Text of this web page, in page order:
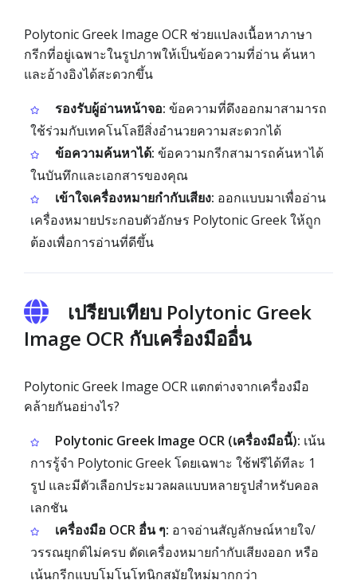
Polytonic Greek Image OCR ช่วยแปลงเนื้อหาภาษา
กรีกที่อยู่เฉพาะในรูปภาพให้เป็นข้อความที่อ่าน ค้นหา
และอ้างอิงได้สะดวกขึ้น
รองรับผู้อ่านหน้าจอ: ข้อความที่ดึงออกมาสามารถ
ใช้ร่วมกับเทคโนโลยีสิ่งอำนวยความสะดวกได้
ข้อความค้นหาได้: ข้อความกรีกสามารถค้นหาได้
ในบันทึกและเอกสารของคุณ
เข้าใจเครื่องหมายกำกับเสียง: ออกแบบมาเพื่ออ่าน
เครื่องหมายประกอบตัวอักษร Polytonic Greek ให้ถูก
ต้องเพื่อการอ่านที่ดีขึ้น
เปรียบเทียบ Polytonic Greek
Image OCR กับเครื่องมืออื่น
Polytonic Greek Image OCR แตกต่างจากเครื่องมือ
คล้ายกันอย่างไร?
Polytonic Greek Image OCR (เครื่องมือนี้): เน้น
การรู้จำ Polytonic Greek โดยเฉพาะ ใช้ฟรีได้ทีละ 1
รูป และมีตัวเลือกประมวลผลแบบหลายรูปสำหรับคอล
เลกชัน
เครื่องมือ OCR อื่น ๆ: อาจอ่านสัญลักษณ์หายใจ/
วรรณยุกต์ไม่ครบ ตัดเครื่องหมายกำกับเสียงออก หรือ
เน้นกรีกแบบโมโนโทนิกสมัยใหม่มากกว่า